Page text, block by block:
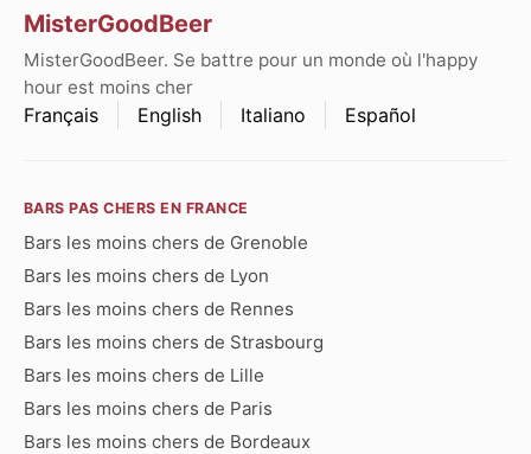
MisterGoodBeer
MisterGoodBeer. Se battre pour un monde où l'happy
hour est moins cher
Français English Italiano Español
BARS PAS CHERS EN FRANCE
Bars les moins chers de Grenoble
Bars les moins chers de Lyon
Bars les moins chers de Rennes
Bars les moins chers de Strasbourg
Bars les moins chers de Lille
Bars les moins chers de Paris
Bars les moins chers de Bordeaux